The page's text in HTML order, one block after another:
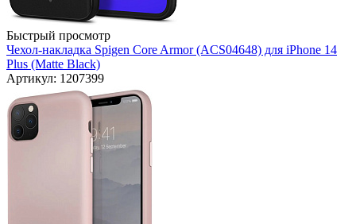
Быстрый просмотр
Чехол-накладка Spigen Core Armor (ACS04648) для iPhone 14
Plus (Matte Black)
Артикул: 1207399